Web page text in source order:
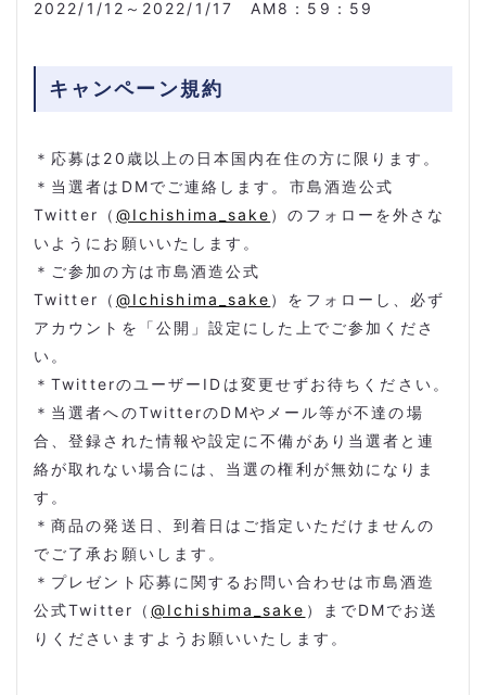
2022/1/12～2022/1/17 AM8：59：59
キャンペーン規約
＊応募は20歳以上の日本国内在住の方に限ります。
＊当選者はDMでご連絡します。市島酒造公式
Twitter（ @Ichishima_sake ）のフォローを外さな
いようにお願いいたします。
＊ご参加の方は市島酒造公式
Twitter（ @Ichishima_sake ）をフォローし、必ず
アカウントを「公開」設定にした上でご参加くださ
い。
＊TwitterのユーザーIDは変更せずお待ちください。
＊当選者へのTwitterのDMやメール等が不達の場
合、登録された情報や設定に不備があり当選者と連
絡が取れない場合には、当選の権利が無効になりま
す。
＊商品の発送日、到着日はご指定いただけませんの
でご了承お願いします。
＊プレゼント応募に関するお問い合わせは市島酒造
公式Twitter（ @Ichishima_sake ）までDMでお送
りくださいますようお願いいたします。